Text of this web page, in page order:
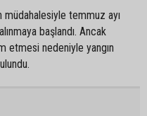
temmuz ayı
başlandı. Ancak
etmesi nedeniyle yangın